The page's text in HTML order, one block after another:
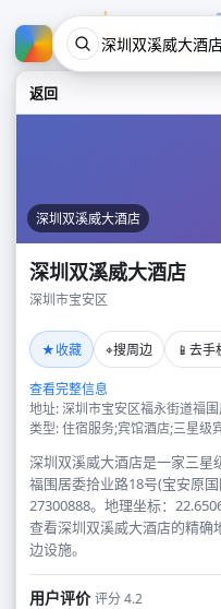
返回
深圳双溪威大酒店
深圳双溪威大酒店
深圳市宝安区
★收藏 ⌖搜周边 📱 去手
查看完整信息
地址: 深圳市宝安区福永街道福
类型: 住宿服务;宾馆酒店;三星级
深圳双溪威大酒店是一家三
福围居委拾业路18号(宝安原
27300888。地理坐标：
查看深圳双溪威大酒店的精确
边设施。
用户评价评分 4.2